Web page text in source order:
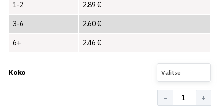
1-2 2.89 €
3-6 2.60€
6+ 2.46 €
Koko Valitse